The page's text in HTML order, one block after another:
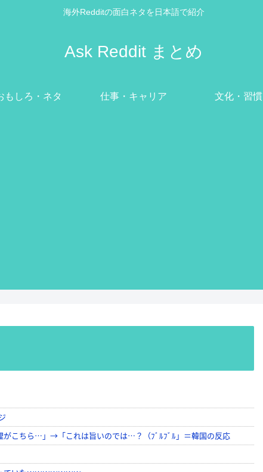
海外Redditの面白ネタを日本語で紹介
Ask Reddit まとめ
もしろ・ネタ 仕事・キャリア 文化・習慣